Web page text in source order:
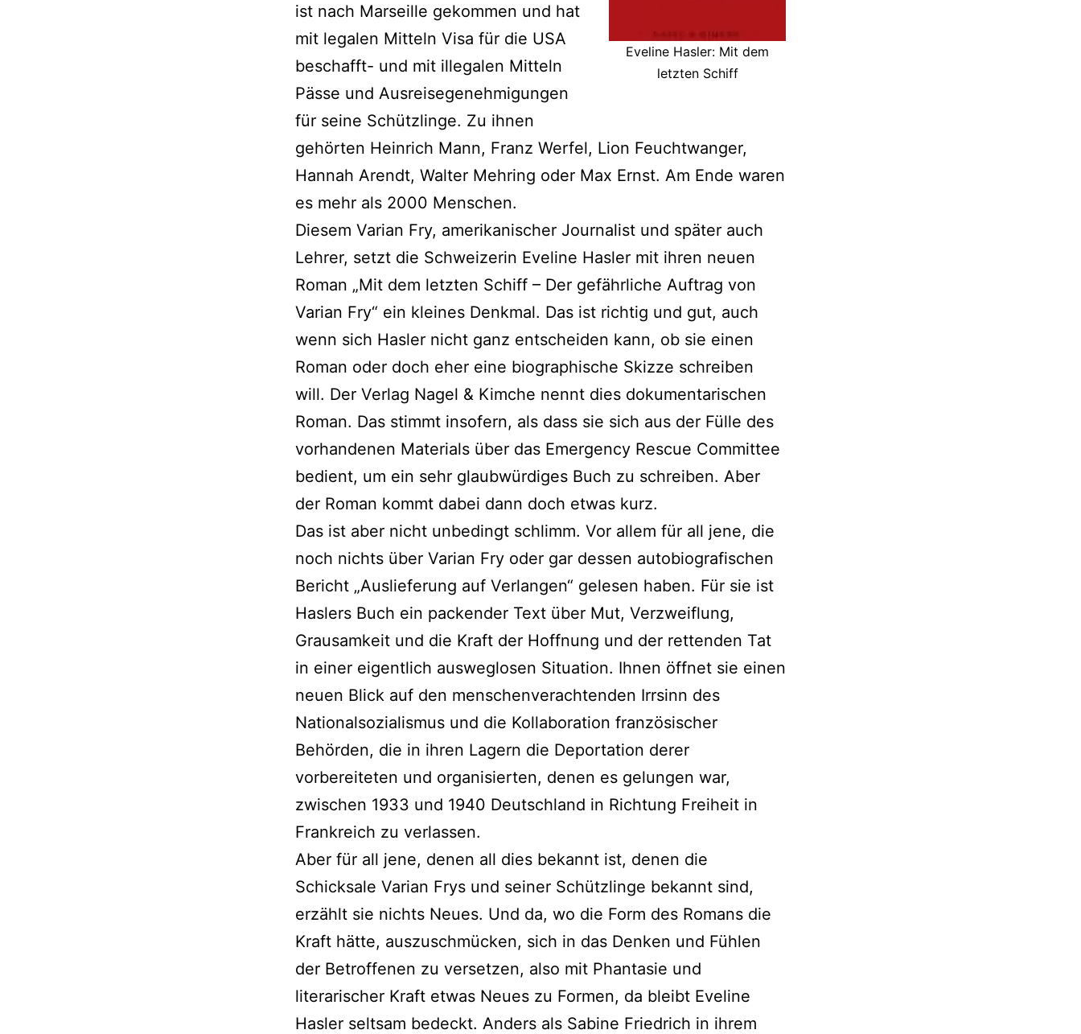
Eveline Hasler: Mit dem
letzten Schiff
ist nach Marseille gekommen und hat
mit legalen Mitteln Visa für die USA
beschafft- und mit illegalen Mitteln
Pässe und Ausreisegenehmigungen
für seine Schützlinge. Zu ihnen
gehörten Heinrich Mann, Franz Werfel, Lion Feuchtwanger,
Hannah Arendt, Walter Mehring oder Max Ernst. Am Ende waren
es mehr als 2000 Menschen.
Diesem Varian Fry, amerikanischer Journalist und später auch
Lehrer, setzt die Schweizerin Eveline Hasler mit ihren neuen
Roman „Mit dem letzten Schiff – Der gefährliche Auftrag von
Varian Fry“ ein kleines Denkmal. Das ist richtig und gut, auch
wenn sich Hasler nicht ganz entscheiden kann, ob sie einen
Roman oder doch eher eine biographische Skizze schreiben
will. Der Verlag Nagel & Kimche nennt dies dokumentarischen
Roman. Das stimmt insofern, als dass sie sich aus der Fülle des
vorhandenen Materials über das Emergency Rescue Committee
bedient, um ein sehr glaubwürdiges Buch zu schreiben. Aber
der Roman kommt dabei dann doch etwas kurz.
Das ist aber nicht unbedingt schlimm. Vor allem für all jene, die
noch nichts über Varian Fry oder gar dessen autobiografischen
Bericht „Auslieferung auf Verlangen“ gelesen haben. Für sie ist
Haslers Buch ein packender Text über Mut, Verzweiflung,
Grausamkeit und die Kraft der Hoffnung und der rettenden Tat
in einer eigentlich ausweglosen Situation. Ihnen öffnet sie einen
neuen Blick auf den menschenverachtenden Irrsinn des
Nationalsozialismus und die Kollaboration französischer
Behörden, die in ihren Lagern die Deportation derer
vorbereiteten und organisierten, denen es gelungen war,
zwischen 1933 und 1940 Deutschland in Richtung Freiheit in
Frankreich zu verlassen.
Aber für all jene, denen all dies bekannt ist, denen die
Schicksale Varian Frys und seiner Schützlinge bekannt sind,
erzählt sie nichts Neues. Und da, wo die Form des Romans die
Kraft hätte, auszuschmücken, sich in das Denken und Fühlen
der Betroffenen zu versetzen, also mit Phantasie und
literarischer Kraft etwas Neues zu Formen, da bleibt Eveline
Hasler seltsam bedeckt. Anders als Sabine Friedrich in ihrem